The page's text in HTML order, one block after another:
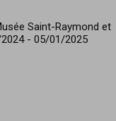
Saint-Raymond et
- 05/01/2025